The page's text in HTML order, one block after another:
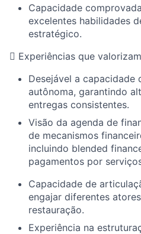
Capacidade
excelentes habilidades
estratégico.
 Experiências que
Desejável a capacidade
autônoma, garantindo
entregas consistentes.
Visão da agenda de
de mecanismos
incluindo blended
pagamentos por
Capacidade de
engajar diferentes
restauração.
Experiência na